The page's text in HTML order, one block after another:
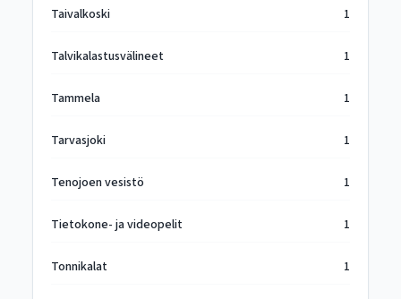
Taivalkoski 1
Talvikalastusvälineet 1
Tammela 1
Tarvasjoki 1
Tenojoen vesistö 1
Tietokone- ja videopelit 1
Tonnikalat 1